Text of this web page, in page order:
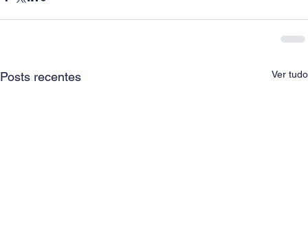
Posts recentes Ver tudo